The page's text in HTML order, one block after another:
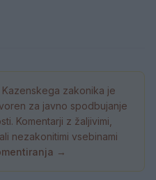
Kazenskega zakonika je
za javno spodbujanje
Komentarji z žaljivimi,
nezakonitimi vsebinami
→